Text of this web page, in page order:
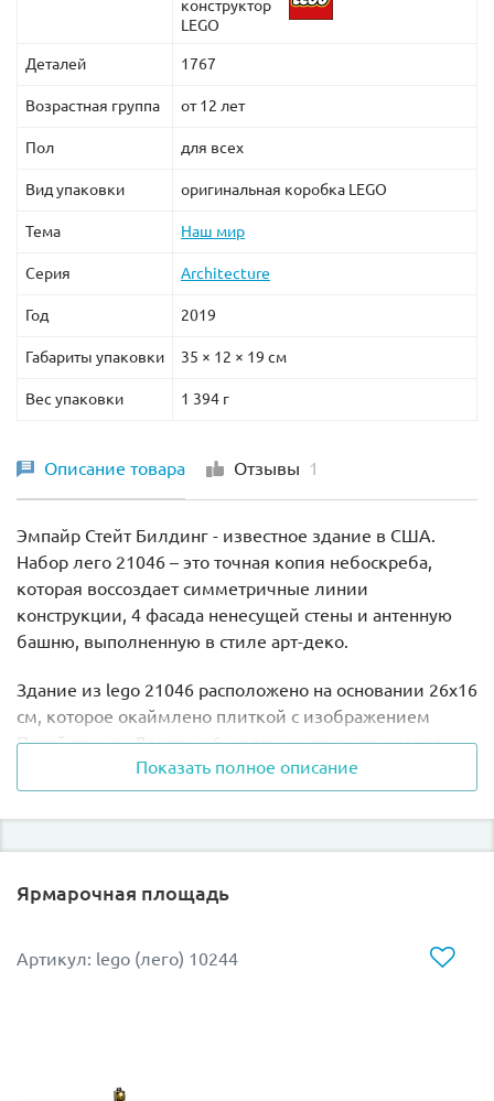
конструктор
LEGO
Деталей 1767
Возрастная группа от 12 лет
Пол для всех
Вид упаковки оригинальная коробка LEGO
Тема Наш мир
Серия Architecture
Год 2019
Габариты упаковки 35 × 12 × 19 см
Вес упаковки 1 394 г
Описание товара Отзывы 1
Эмпайр Стейт Билдинг - известное здание в США.
Набор лего 21046 – это точная копия небоскреба,
которая воссоздает симметричные линии
конструкции, 4 фасада ненесущей стены и антенную
башню, выполненную в стиле арт-деко.
Здание из lego 21046 расположено на основании 26x16
см, которое окаймлено плиткой с изображением
Пятой авеню. Дороги с 6 желтыми такси занимают
первые несколько рядов по бокам. На первом этаже
небоскреба расположены четыре эскалатора.
размером 1x2 см или узлы. Внутри спрятаны, но
лакированные плитки. Они выполняют функцию
Показать полное описание
Ярмарочная площадь
Артикул: lego (лего) 10244